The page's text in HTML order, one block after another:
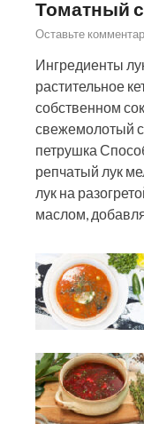
Томатный
Оставьте
Ингредиенты
растительное
собственном
свежемолотый
петрушка
репчатый лук
лук на
маслом,